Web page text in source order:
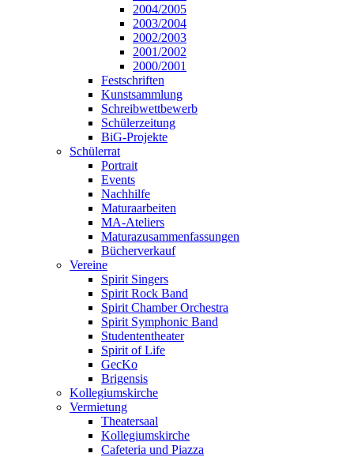
2004/2005
2003/2004
2002/2003
2001/2002
2000/2001
Festschriften
Kunstsammlung
Schreibwettbewerb
Schülerzeitung
BiG-Projekte
Schülerrat
Portrait
Events
Nachhilfe
Maturaarbeiten
MA-Ateliers
Maturazusammenfassungen
Bücherverkauf
Vereine
Spirit Singers
Spirit Rock Band
Spirit Chamber Orchestra
Spirit Symphonic Band
Studententheater
Spirit of Life
GecKo
Brigensis
Kollegiumskirche
Vermietung
Theatersaal
Kollegiumskirche
Cafeteria und Piazza